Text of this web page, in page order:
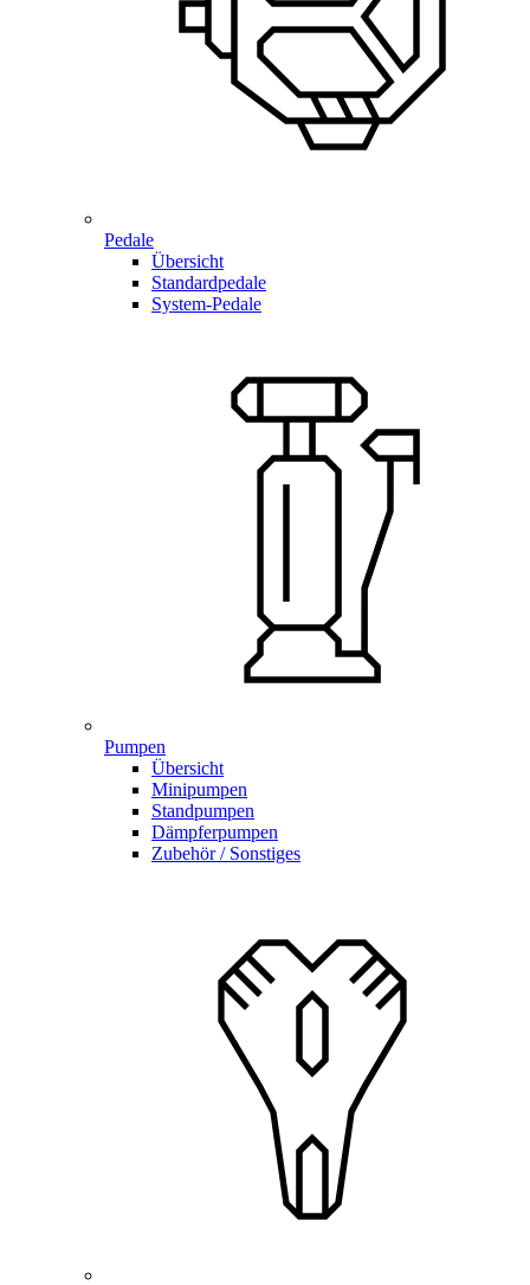
Pedale
Übersicht
Standardpedale
System-Pedale
Pumpen
Übersicht
Minipumpen
Standpumpen
Dämpferpumpen
Zubehör / Sonstiges